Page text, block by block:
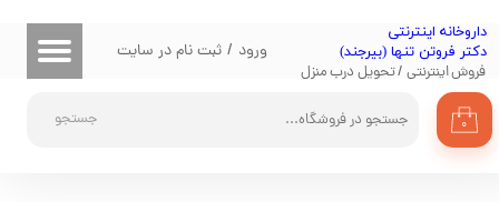
​داروخانه اینترنتی
دکتر فروتن تنها (بیرجند)
فروش اینترنتی / تحویل درب منزل
جستجو ۰
ورود / ثبت نام در سایت
حساب کاربری من
تغییر گذر واژه
سفارشات